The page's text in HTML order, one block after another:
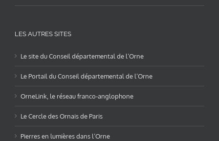
LES AUTRES SITES
Le site du Conseil départemental de l’Orne
Le Portail du Conseil départemental de l’Orne
OrneLink, le réseau franco-anglophone
Le Cercle des Ornais de Paris
Pierres en lumières dans l’Orne